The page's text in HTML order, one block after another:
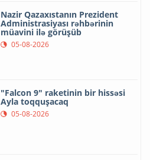
Nazir Qazaxıstanın Prezident
Administrasiyası rəhbərinin
müavini ilə görüşüb
05-08-2026
"Falcon 9" raketinin bir hissəsi
Ayla toqquşacaq
05-08-2026